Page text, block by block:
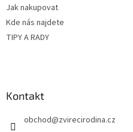
Jak nakupovat
Kde nás najdete
TIPY A RADY
Kontakt
obchod@zvirecirodina.cz